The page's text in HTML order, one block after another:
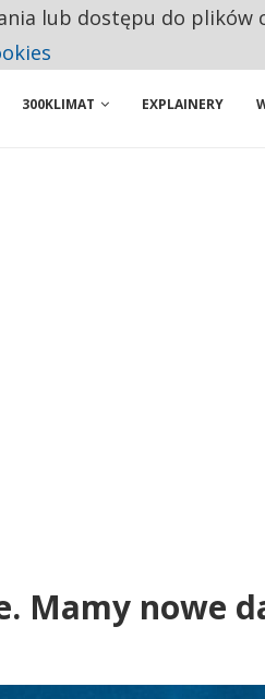
300KLIMAT EXPLAINERY
Mamy nowe
lub dostępu do plików